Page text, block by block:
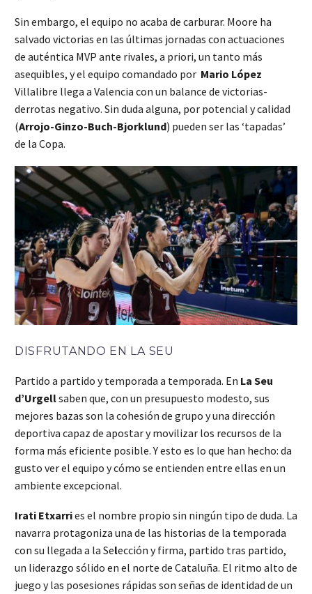
Sin embargo, el equipo no acaba de carburar. Moore ha
salvado victorias en las últimas jornadas con actuaciones
de auténtica MVP ante rivales, a priori, un tanto más
asequibles, y el equipo comandado por Mario López
Villalibre llega a Valencia con un balance de victorias-
derrotas negativo. Sin duda alguna, por potencial y calidad
(Arrojo-Ginzo-Buch-Bjorklund) pueden ser las ‘tapadas’
de la Copa.
DISFRUTANDO EN LA SEU
Partido a partido y temporada a temporada. En La Seu
d’Urgellsaben que, con un presupuesto modesto, sus
mejores bazas son la cohesión de grupo y una dirección
deportiva capaz de apostar y movilizar los recursos de la
forma más eficiente posible. Y esto es lo que han hecho: da
gusto ver el equipo y cómo se entienden entre ellas en un
ambiente excepcional.
Irati Etxarries el nombre propio sin ningún tipo de duda. La
navarra protagoniza una de las historias de la temporada
con su llegada a la Selección y firma, partido tras partido,
un liderazgo sólido en el norte de Cataluña. El ritmo alto de
juego y las posesiones rápidas son señas de identidad de un